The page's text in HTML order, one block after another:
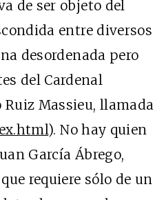
de ser objeto del
entre diversos
desordenada pero
del Cardenal
Ruiz Massieu, llamada
). No hay quien
García Ábrego,
requiere sólo de un